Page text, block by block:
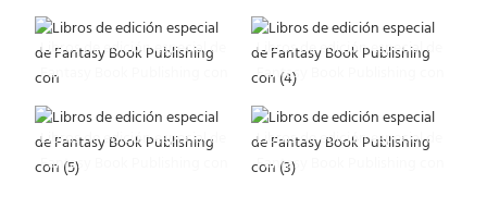
Libros de edición especial de
Fantasy Book Publishing con
Libros de edición especial de
Fantasy Book Publishing con
Libros de edición especial de
Fantasy Book Publishing con
Libros de edición especial de
Fantasy Book Publishing con